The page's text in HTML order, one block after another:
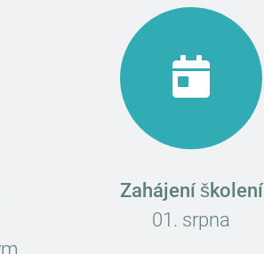
Zahájení školení
01. srpna